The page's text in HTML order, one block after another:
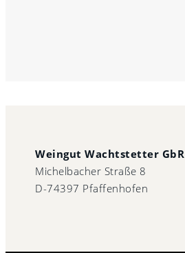
Weingut Wachtstetter GbR
Michelbacher Straße 8
D-74397 Pfaffenhofen